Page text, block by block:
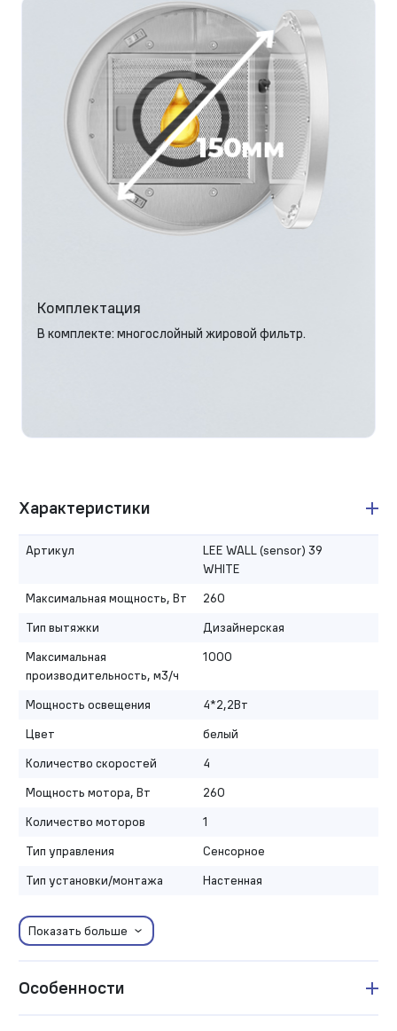
Комплектация
В комплекте: многослойный жировой фильтр.
Характеристики
Артикул
LEE WALL (sensor) 39
WHITE
Максимальная мощность, Вт
260
Тип вытяжки
Дизайнерская
Максимальная
производительность, м3/ч
1000
Мощность освещения
4*2,2Вт
Цвет
белый
Количество скоростей
4
Мощность мотора, Вт
260
Количество моторов
1
Тип управления
Сенсорное
Тип установки/монтажа
Настенная
Показать больше
Особенности